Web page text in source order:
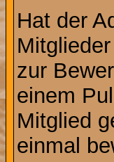
Hat der
zur
einem
Mitglied
einmal